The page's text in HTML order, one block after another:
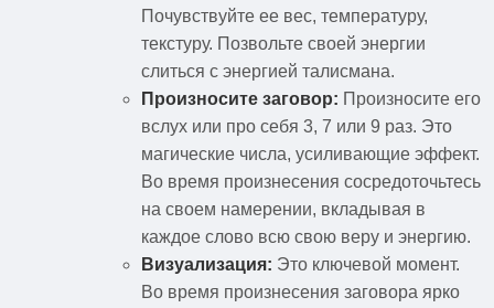
Почувствуйте ее вес, температуру,
текстуру. Позвольте своей энергии
слиться с энергией талисмана.
Произносите заговор: Произносите его
вслух или про себя 3, 7 или 9 раз. Это
магические числа, усиливающие эффект.
Во время произнесения сосредоточьтесь
на своем намерении, вкладывая в
каждое слово всю свою веру и энергию.
Визуализация: Это ключевой момент.
Во время произнесения заговора ярко